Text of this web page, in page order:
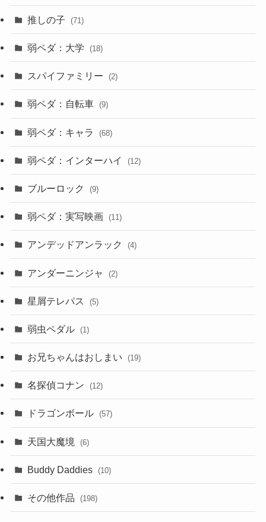
推しの子 (71)
弱ペダ：大学 (18)
スパイファミリー (2)
弱ペダ：自転車 (9)
弱ペダ：キャラ (68)
弱ペダ：インターハイ (12)
ブルーロック (9)
弱ペダ：実写映画 (11)
アンデッドアンラック (4)
アンダーニンジャ (2)
星屑テレパス (5)
弱虫ペダル (1)
お兄ちゃんはおしまい (19)
名探偵コナン (12)
ドラゴンボール (57)
天国大魔境 (6)
Buddy Daddies (10)
その他作品 (198)